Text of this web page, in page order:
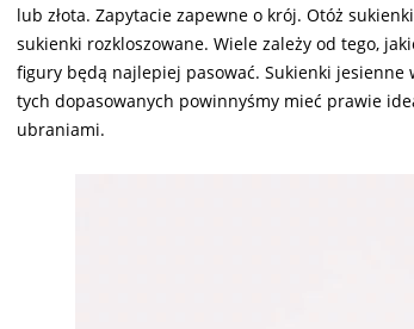
lub złota. Zapytacie zapewne o krój. Otóż
sukienki rozkloszowane. Wiele zależy od tego,
figury będą najlepiej pasować. Sukienki jesienne
tych dopasowanych powinnyśmy mieć prawie
ubraniami.